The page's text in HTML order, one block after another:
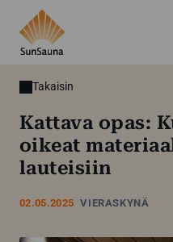
Takaisin
02.05.2025 VIERASKYNÄ
Kattava opas:
oikeat
lauteisiin